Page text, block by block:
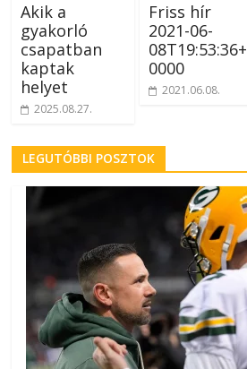
Akik a
gyakorló
csapatban
kaptak
helyet
2025.08.27.
Friss hír
2021-06-
08T19:53:36+
0000
2021.06.08.
LEGUTÓBBI POSZTOK